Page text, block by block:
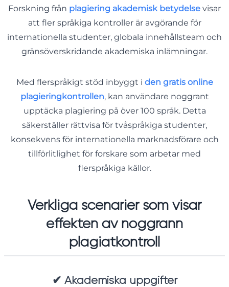
Forskning från plagiering akademisk betydelse visar
att fler språkiga kontroller är avgörande för
internationella studenter, globala innehållsteam och
gränsöverskridande akademiska inlämningar.
Med flerspråkigt stöd inbyggt i den gratis online
plagieringkontrollen, kan användare noggrant
upptäcka plagiering på över 100 språk. Detta
säkerställer rättvisa för tvåspråkiga studenter,
konsekvens för internationella marknadsförare och
tillförlitlighet för forskare som arbetar med
flerspråkiga källor.
Verkliga scenarier som visar
effekten av noggrann
plagiatkontroll
✔ Akademiska uppgifter